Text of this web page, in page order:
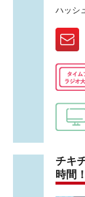
ハッシ
チキ
時間！